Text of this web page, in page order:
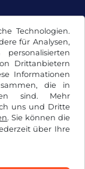
Technologien.
für Analysen,
Drittanbietern
Informationen
die in
sind. Mehr
uns und Dritte
. Sie können die
über Ihre